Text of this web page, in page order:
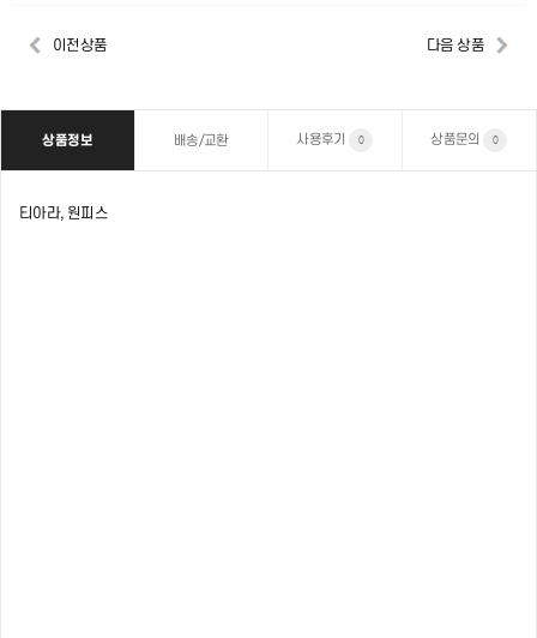
이전상품 다음 상품
상품정보 배송/교환 사용후기 0 상품문의 0
티아라, 원피스